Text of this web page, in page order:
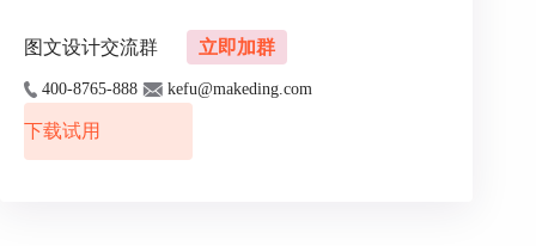
图文设计交流群 立即加群
400-8765-888 kefu@makeding.com
下载试用